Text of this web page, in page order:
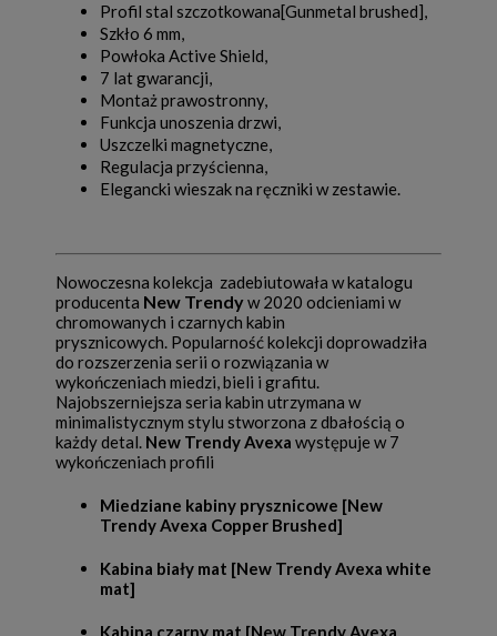
Profil stal szczotkowana[Gunmetal brushed],
Szkło 6 mm,
Powłoka Active Shield,
7 lat gwarancji,
Montaż prawostronny,
Funkcja unoszenia drzwi,
Uszczelki magnetyczne,
Regulacja przyścienna,
Elegancki wieszak na ręczniki w zestawie.
Nowoczesna kolekcja zadebiutowała w katalogu
producenta New Trendyw 2020 odcieniami w
chromowanych i czarnych kabin
prysznicowych. Popularność kolekcji doprowadziła
do rozszerzenia serii o rozwiązania w
wykończeniach miedzi, bieli i grafitu.
Najobszerniejsza seria kabin utrzymana w
minimalistycznym stylu stworzona z dbałością o
każdy detal. New Trendy Avexa występuje w 7
wykończeniach profili
Miedziane kabiny prysznicowe [New
Trendy Avexa Copper Brushed]
Kabina biały mat [New Trendy Avexa white
mat]
Kabina czarny mat [New Trendy Avexa